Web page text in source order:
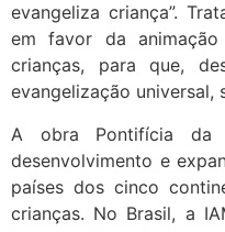
evangeliza criança”.
em favor da
crianças, para que,
evangelização universal,
A obra Pontifícia da
desenvolvimento e
países dos cinco
crianças. No Brasil, a